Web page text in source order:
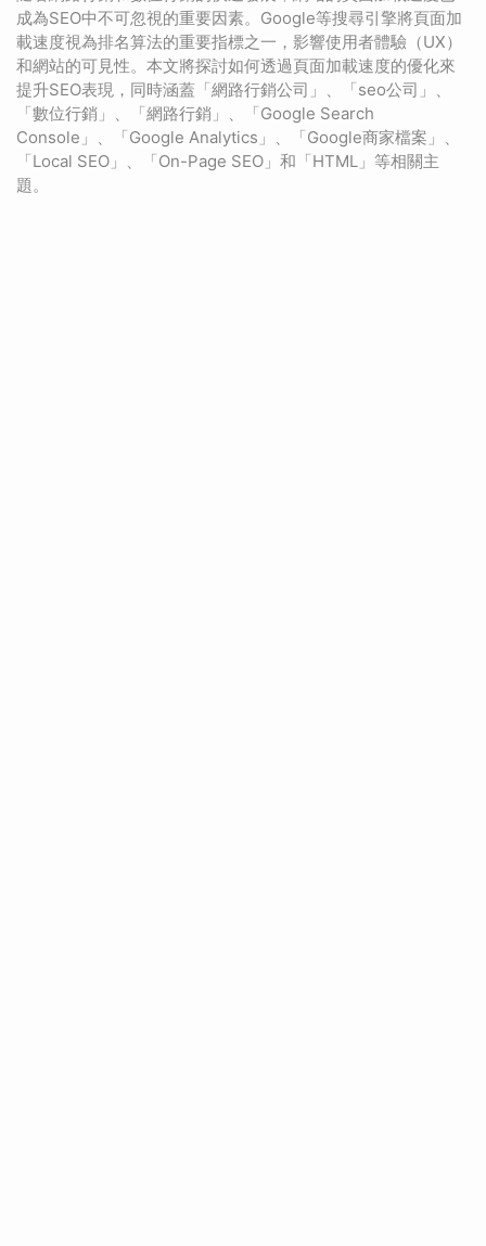
成為SEO中不可忽視的重要因素。Google等搜尋引擎將頁面加
載速度視為排名算法的重要指標之一，影響使用者體驗（UX）
和網站的可見性。本文將探討如何透過頁面加載速度的優化來
提升SEO表現，同時涵蓋「網路行銷公司」、「seo公司」、
「數位行銷」、「網路行銷」、「Google Search
Console」、「Google Analytics」、「Google商家檔案」、
「Local SEO」、「On-Page SEO」和「HTML」等相關主
題。